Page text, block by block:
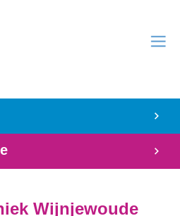
Wijnjewoude